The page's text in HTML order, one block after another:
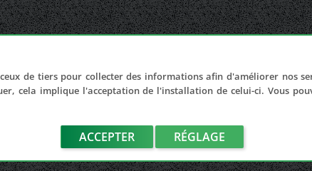
de tiers pour collecter des informations afin d'améliorer nos
cela implique l'acceptation de l'installation de celui-ci. Vous
ACCEPTER RÉGLAGE